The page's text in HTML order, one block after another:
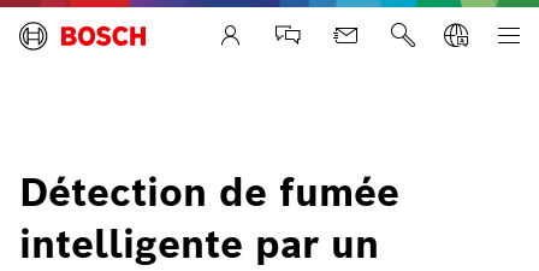
Life Safety Systems
Détection de fumée
intelligente par un